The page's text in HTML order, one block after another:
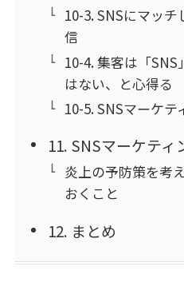
10-3. SNSにマッ
信
10-4. 集客は「
はない、と心得る
10-5. SNSマーケ
11. SNSマーケティ
炎上の予防策を考
おくこと
12. まとめ